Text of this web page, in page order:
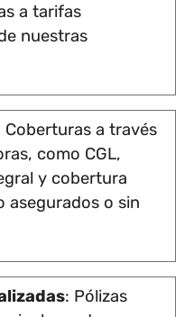
a tarifas
nuestras
Coberturas a través
como CGL,
y cobertura
asegurados o sin
: Pólizas